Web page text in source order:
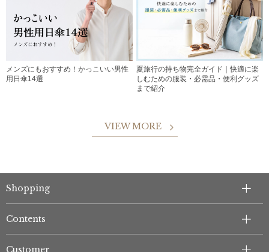
メンズにもおすすめ！かっこいい男性
用日傘14選
夏旅行の持ち物完全ガイド｜快適に楽
しむための服装・必需品・便利グッズ
まで紹介
VIEW MORE
Shopping
Contents
Customer